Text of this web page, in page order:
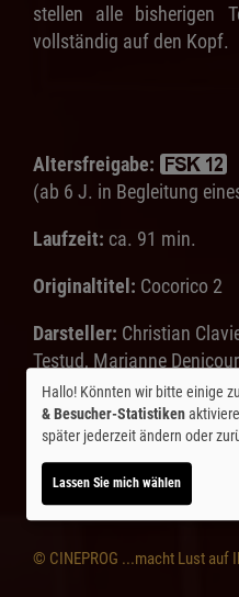
stellen alle bisherigen
vollständig auf den Kopf.
Altersfreigabe:
(ab 6 J. in Begleitung
Laufzeit: ca. 91 min.
Originaltitel: Cocorico 2
Darsteller: Christian
Testud, Marianne
Regie:Julien Herve
Emmanuel Royer;Musik:
KomödieLand:
Inhalte zum Teil von
© CINEPROG ...macht Lust auf
Hallo! Könnten wir bitte einige
& Besucher-Statistiken
später jederzeit ändern oder
Lassen Sie mich wählen